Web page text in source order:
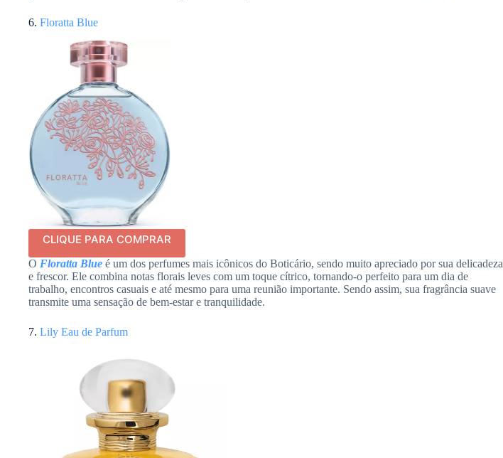
6. Floratta Blue
CLIQUE PARA COMPRAR
O Floratta Blue é um dos perfumes mais icônicos do Boticário, sendo muito apreciado por sua delicadeza
e frescor. Ele combina notas florais leves com um toque cítrico, tornando-o perfeito para um dia de
trabalho, encontros casuais e até mesmo para uma reunião importante. Sendo assim, sua fragrância suave
transmite uma sensação de bem-estar e tranquilidade.
7. Lily Eau de Parfum